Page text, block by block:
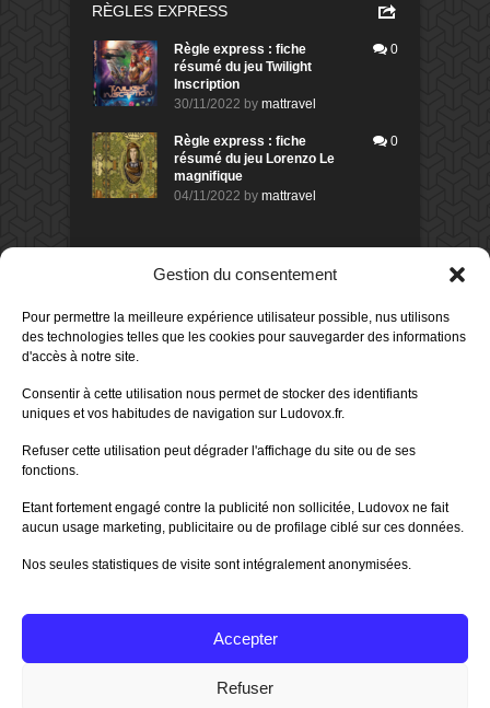
Gestion du consentement
Pour permettre la meilleure expérience utilisateur possible, nus utilisons
des technologies telles que les cookies pour sauvegarder des informations
d'accès à notre site.
Consentir à cette utilisation nous permet de stocker des identifiants
uniques et vos habitudes de navigation sur Ludovox.fr.
Refuser cette utilisation peut dégrader l'affichage du site ou de ses
fonctions.
Etant fortement engagé contre la publicité non sollicitée, Ludovox ne fait
aucun usage marketing, publicitaire ou de profilage ciblé sur ces données.
Nos seules statistiques de visite sont intégralement anonymisées.
Accepter
Refuser
RÈGLES EXPRESS
Règle express : fiche
résumé du jeu Twilight
Inscription
30/11/2022 by mattravel
0
Règle express : fiche
résumé du jeu Lorenzo Le
magnifique
04/11/2022 by mattravel
0
DERNIERS AVIS DES MEMBRES
Avis de
Sur le jeu Collect!
il y a 1 jour
Avis demorlockbob
Sur le jeu Detective Box - Ciao
Publié leil y a 3 jours
80%
Sur le jeu Detective Box - Ciao
Bella